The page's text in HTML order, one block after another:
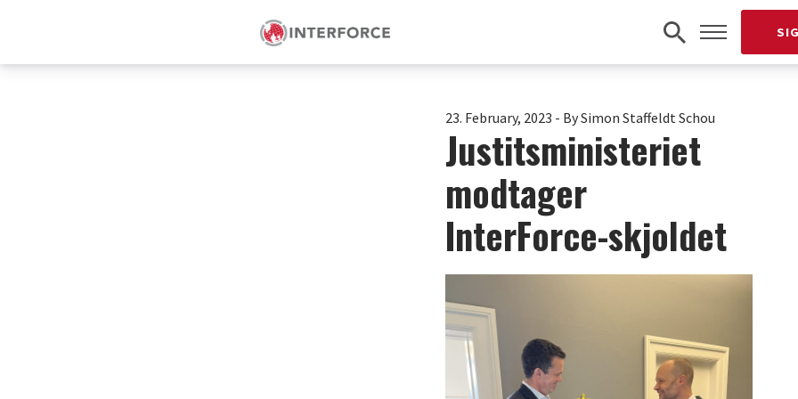
23. February, 2023 - By Simon Staffeldt Schou
Justitsministeriet
modtager
InterForce-skjoldet